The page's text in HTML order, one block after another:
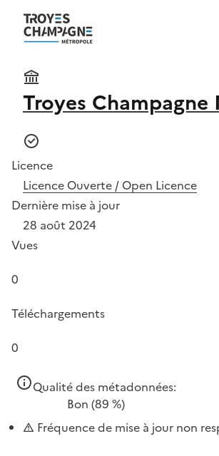
Troyes
Licence
Licence Ouverte / Open Licence
Dernière mise à jour
28 août 2024
Vues
0
Téléchargements
0
Qualité des métadonnées:
Bon (89 %)
Fréquence de mise à jour non